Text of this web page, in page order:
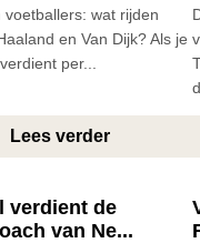
voetballers: wat rijden
en Van Dijk? Als je
per...
Lees verder
verdient de
van Ne...